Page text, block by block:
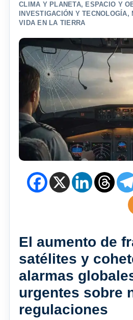
CLIMA Y PLANETA, ESPACIO Y
INVESTIGACIÓN Y TECNOLOGÍA,
VIDA EN LA TIERRA
El aumento de
satélites y
alarmas
urgentes sobre
regulaciones